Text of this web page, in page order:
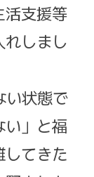
活支援等
しまし
い状態で
い」と福
してきた